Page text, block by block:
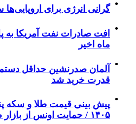
گرانی انرژی برای
ماه اخیر
آلمان صدرنشین حداقل
قدرت خرید شد
۱۴۰۵ / حمایت اونس از بازار طلا و سکه + جدول